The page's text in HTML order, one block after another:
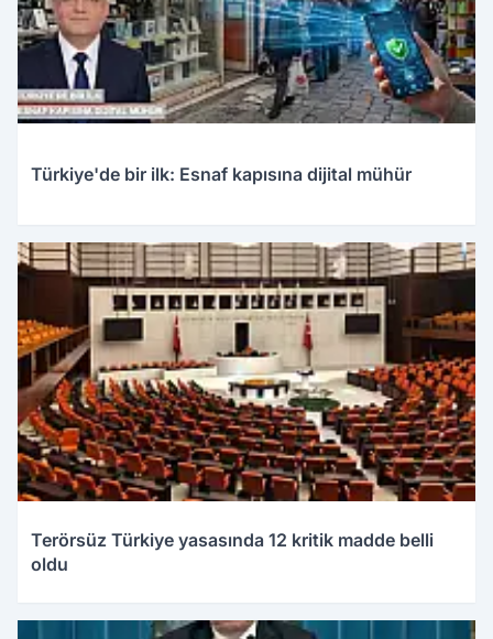
Türkiye'de bir ilk: Esnaf kapısına dijital mühür
Terörsüz Türkiye yasasında 12 kritik madde belli
oldu